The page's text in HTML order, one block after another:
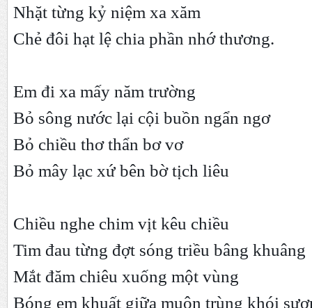
Nhặt từng kỷ niệm xa xăm
Chẻ đôi hạt lệ chia phần nhớ thương.
Em đi xa mấy năm trường
Bỏ sông nước lại cội buồn ngẩn ngơ
Bỏ chiều thơ thẩn bơ vơ
Bỏ mây lạc xứ bên bờ tịch liêu
Chiều nghe chim vịt kêu chiều
Tim đau từng đợt sóng triều bâng khuâng
Mắt đăm chiêu xuống một vùng
Bóng em khuất giữa muôn trùng khói